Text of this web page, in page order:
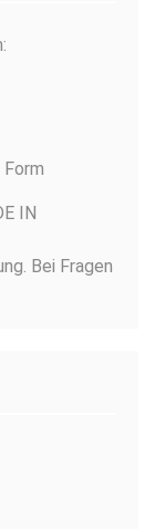
IN
Bei Fragen